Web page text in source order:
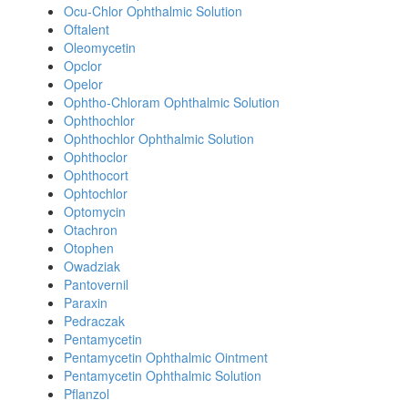
Ocu-Chlor Ophthalmic Solution
Oftalent
Oleomycetin
Opclor
Opelor
Ophtho-Chloram Ophthalmic Solution
Ophthochlor
Ophthochlor Ophthalmic Solution
Ophthoclor
Ophthocort
Ophtochlor
Optomycin
Otachron
Otophen
Owadziak
Pantovernil
Paraxin
Pedraczak
Pentamycetin
Pentamycetin Ophthalmic Ointment
Pentamycetin Ophthalmic Solution
Pflanzol